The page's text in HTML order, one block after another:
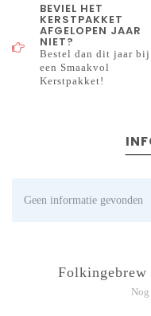
BEVIEL HET
KERSTPAKKET
AFGELOPEN JAAR
NIET?
Bestel dan dit jaar bij
een Smaakvol
Kerstpakket!
Geen informatie gevonden
Folkingebrew